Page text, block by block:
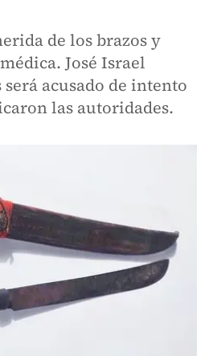
de los brazos y
José Israel
será acusado de intento
las autoridades.